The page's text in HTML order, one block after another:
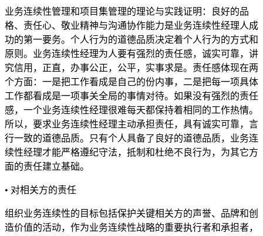
业务连续性管理和项目集管理的理论与实践证明：良好的品
格、责任心、敬业精神与沟通协作能力是业务连续性经理人成
功的第一要务。个人行为的道德品质决定着个人行为的方式和
原则。业务连续性经理为人要有强烈的责任感，诚实可靠，讲
究信用，正直，办事公正，公平，实事求是。责任感体现在两
个方面：一是把工作看成是自己的份内事，二是把每一项具体
工作都看成是一项事关全局的事情对待。如果没有强烈的责任
感，一个业务连续性经理很难每天都保持着相同的工作热情。
所以，要求业务连续性经理主动承担责任，具有诚实可靠，言
行一致的道德品质。只有个人具备了良好的道德品质，业务连
续性经理才能严格遵纪守法，抵制和杜绝不良行为，为其它方
面的责任建立基础。
• 对相关方的责任
组织业务连续性的目标包括保护关键相关方的声誉、品牌和创
造价值的活动，作为业务连续性战略的重要执行者和承担者，